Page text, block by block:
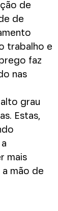
de
de
trabalho e
faz
nas
grau
Estas,
mais
mão de